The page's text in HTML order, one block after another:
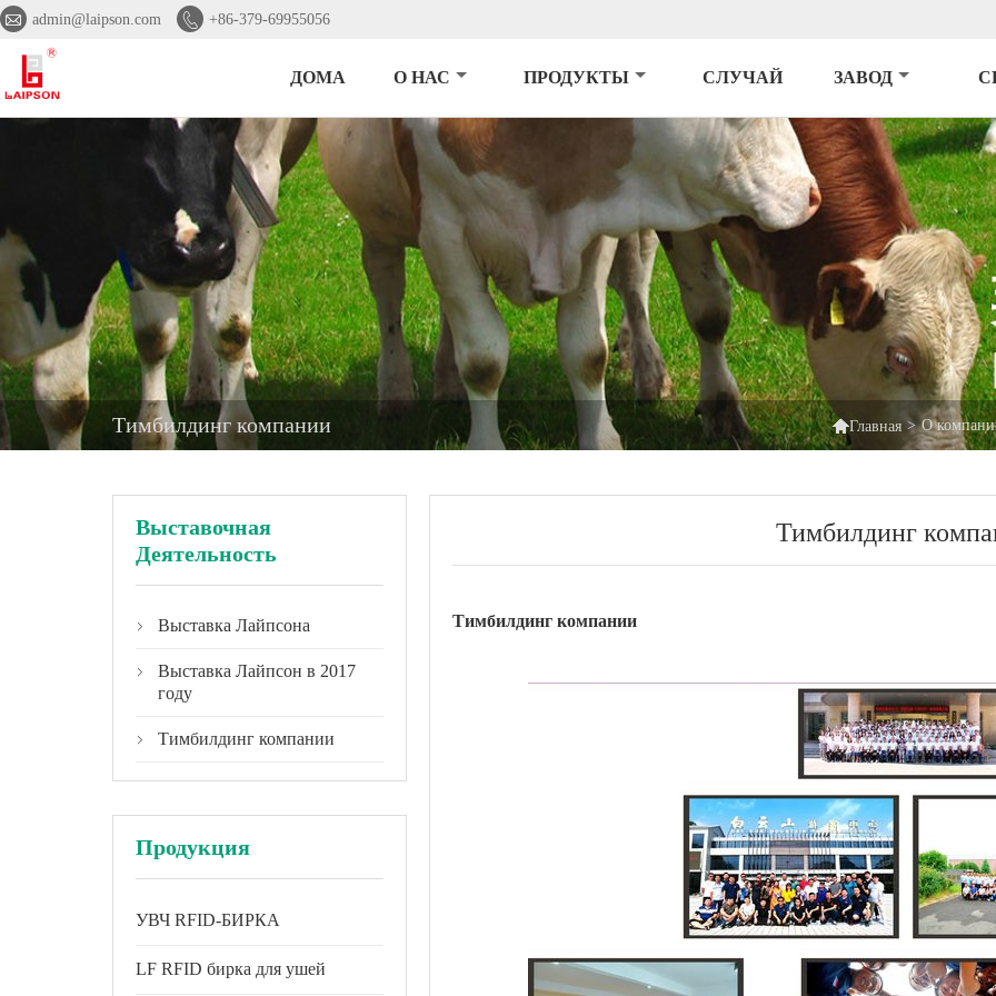
 admin@laipson.com  +86-379-69955056
ДОМА О НАС ПРОДУКТЫ СЛУЧАЙ ЗАВОД
Тимбилдинг компании Главная > О
Выставочная
Деятельность
 Выставка Лайпсона

Выставка Лайпсон в 2017
году
 Тимбилдинг компании
Продукция
УВЧ RFID-БИРКА
LF RFID бирка для ушей
Тимбилдинг
Тимбилдинг компании